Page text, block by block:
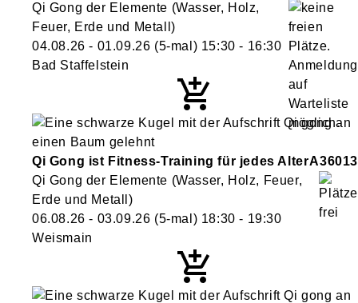
Qi Gong der Elemente (Wasser, Holz,
Feuer, Erde und Metall)
04.08.26 - 01.09.26 (5-mal) 15:30 - 16:30
Bad Staffelstein
Qi Gong ist Fitness-Training für jedes AlterA36013
Qi Gong der Elemente (Wasser, Holz, Feuer,
Erde und Metall)
06.08.26 - 03.09.26 (5-mal) 18:30 - 19:30
Weismain